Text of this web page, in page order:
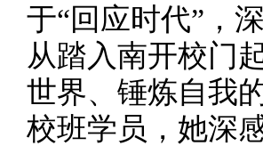
于“回应时代”，
从踏入南开校门
世界、锤炼自我
校班学员，她深